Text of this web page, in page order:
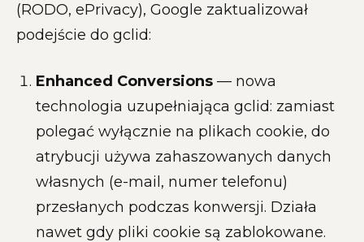
(RODO, ePrivacy), Google zaktualizował
podejście do gclid:
Enhanced Conversions — nowa
technologia uzupełniająca gclid: zamiast
polegać wyłącznie na plikach cookie, do
atrybucji używa zahaszowanych danych
własnych (e-mail, numer telefonu)
przesłanych podczas konwersji. Działa
nawet gdy pliki cookie są zablokowane.